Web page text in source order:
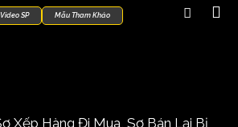
Video SP Mẫu Tham Khảo